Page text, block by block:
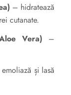
– hidratează
cutanate.
Vera) –
și lasă